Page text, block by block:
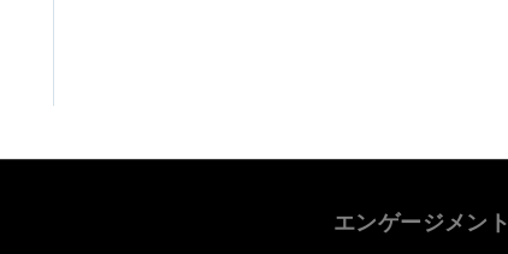
エンゲージメント